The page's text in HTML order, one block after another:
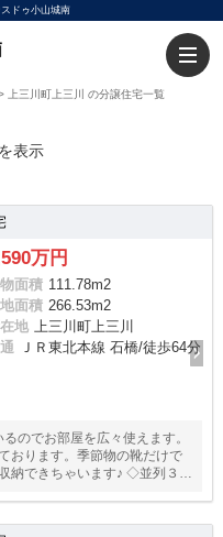
ドゥ小山城南
上三川町上三川 の分譲住宅一覧
表示
万円
面積 111.78m2
面積 266.53m2
地 上三川町上三川
ＪＲ東北本線 石橋/徒歩64分
のでお部屋を広々使えます。
おります。季節物の靴だけで
納できちゃいます♪ ◇並列３台